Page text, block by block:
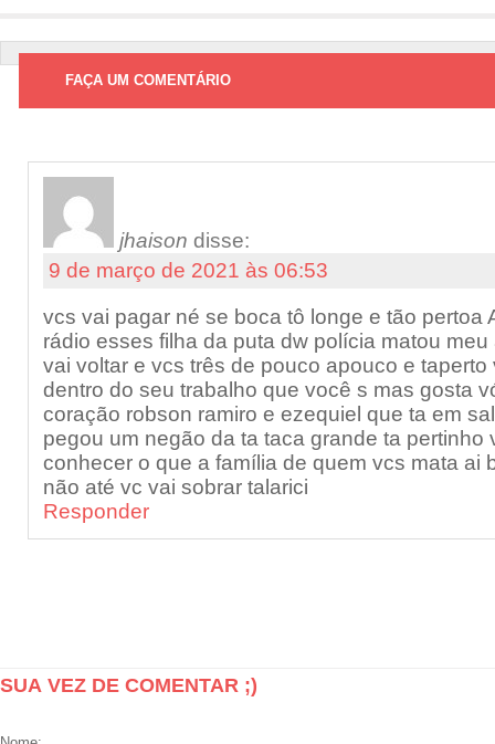
FAÇA UM COMENTÁRIO
jhaison disse:
9 de março de 2021 às 06:53
vcs vai pagar né se boca tô longe e tão pertoa
rádio esses filha da puta dw polícia matou
vai voltar e vcs três de pouco apouco e taperto
dentro do seu trabalho que você s mas gosta
coração robson ramiro e ezequiel que ta em
pegou um negão da ta taca grande ta pertinho
conhecer o que a família de quem vcs mata ai
não até vc vai sobrar talarici
Responder
SUA VEZ DE COMENTAR ;)